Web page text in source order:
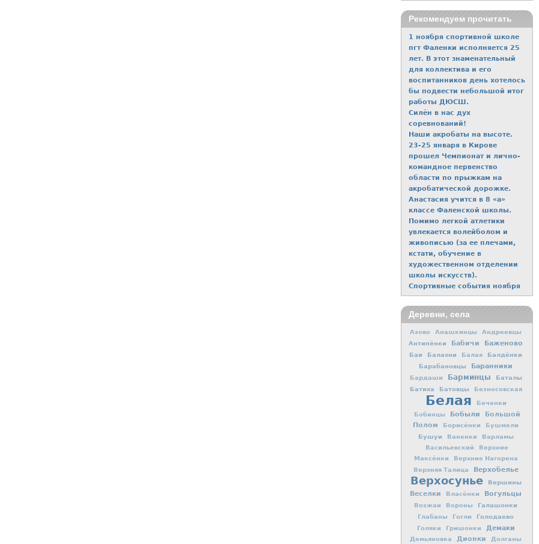
Рекомендуем прочитать
1 ноября спортивной школе
пгт Фаленки исполняется 25
лет. В этот знаменательный
для коллектива и его
воспитанников день хотелось
бы подвести небольшой итог
работы ДЮСШ.
Силён в нас дух
соревнований!
Наши акробаты на высоте.
23-25 января в Кирове
прошел Чемпионат и лично-
командное первенство
области по прыжкам на
акробатической дорожке.
Анастасия учится в 8 «а»
классе Фаленской школы.
Помимо легкой атлетики
увлекается волейболом и
живописью (за ее плечами,
кстати, обучение в
художественном отделении
школы искусств).
Спортивные события ноября
Деревни, села
Азово Анашкинцы Андреевцы
Антипёнки Бабичи Баженово
Баи Балахни Балая
Балдёнки
Барабановцы
Баранники
Бардаши Барминцы
Баталы
Батиха
Батовцы Безносовская
Белая
Беченки
Бобинцы
Бобыли
Большой
Полом
Борисёнки Бушмели
Бушуи Ваненки
Варламы
Васильевский
Верхние
Максёнки
Верхние Нагорена
Верхняя Талица
Верхобелье
Верхосунье Вершины
Веселки Власёнки Вогульцы
Возжаи Вороны Галашонки
Глабаны Гогли Голодаево
Голяки Гришонки Демаки
Демьяновка Дионки Долганы